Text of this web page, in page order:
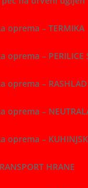
oprema – TERMIKA
oprema – PERILICE
oprema – RASHLAD
oprema –
– KUHINJSKI
HRANE